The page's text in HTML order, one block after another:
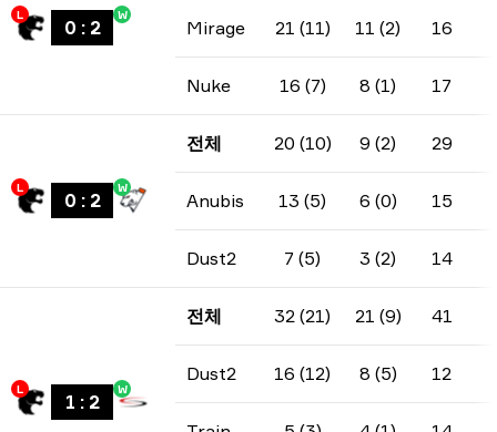
L
0 : 2
W
Mirage 21 (11) 11 (2) 16
Nuke 16 (7) 8 (1) 17
L
0 : 2
W
전체 20 (10) 9 (2) 29
Anubis 13 (5) 6 (0) 15
Dust2 7 (5) 3 (2) 14
L
1 : 2
W
전체 32 (21) 21 (9) 41
Dust2 16 (12) 8 (5) 12